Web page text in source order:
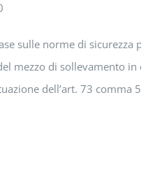
sulle norme di sicurezza per
mezzo di sollevamento in
dell’art. 73 comma 5